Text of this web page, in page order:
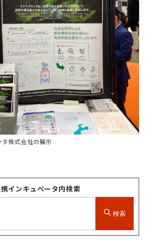
タ株式会社の展示
インキュベータ内検索
検索